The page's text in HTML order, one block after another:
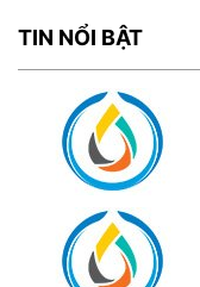
TIN NỔI BẬT